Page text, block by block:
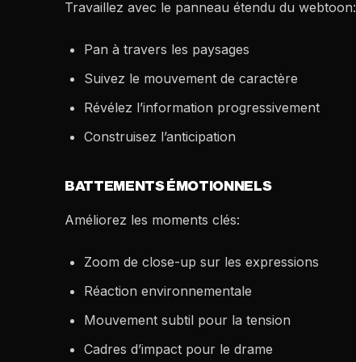
Travaillez avec le panneau étendu du webtoon:
Pan à travers les paysages
Suivez le mouvement de caractère
Révélez l’information progressivement
Construisez l’anticipation
BATTEMENTS ÉMOTIONNELS
Améliorez les moments clés:
Zoom de close-up sur les expressions
Réaction environnementale
Mouvement subtil pour la tension
Cadres d’impact pour le drame